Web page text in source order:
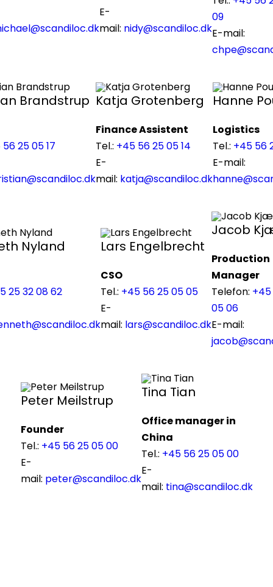
E-
mail: nidy@scandiloc.dk
09
E-mail:
Brandstrup
25 05 17
Katja Grotenberg
Finance Assistent
Tel.: +45 56 25 05 14
E-
mail: katja@scandiloc.dk
Hanne
Logistics
Tel.: +45 56
E-mail:
Nyland
25 32 08 62
Lars Engelbrecht
CSO
Tel.: +45 56 25 05 05
E-
mail: lars@scandiloc.dk
Jacob
Production
Manager
Telefon:
05 06
E-mail:
Peter Meilstrup
Founder
Tel.: +45 56 25 05 00
E-
mail: peter@scandiloc.dk
Tina Tian
Office manager in
China
Tel.: +45 56 25 05 00
E-
mail: tina@scandiloc.dk